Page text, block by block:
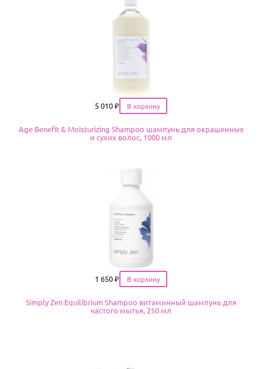
Цена
5 010 ₽
Age Benefit & Moisturizing Shampoo шампунь для окрашенных
и сухих волос, 1000 мл
Цена
1 650 ₽
Simply Zen Equilibrium Shampoo витаминный шампунь для
частого мытья, 250 мл